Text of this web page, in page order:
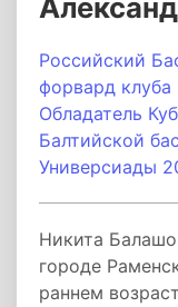
Российский
форвард
Обладатель
Балтийской
Универсиады
Никита
городе
раннем